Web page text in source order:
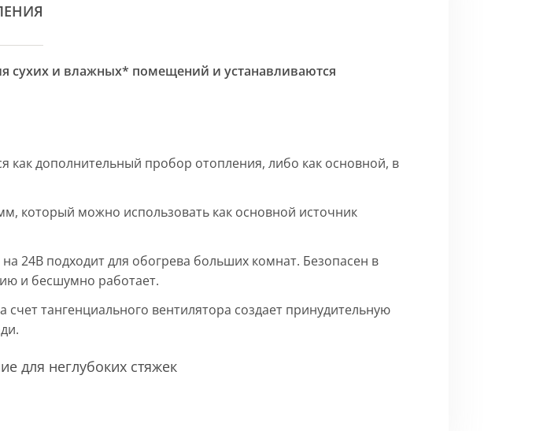
сухих и влажных* помещений и устанавливаются
как дополнительный пробор отопления, либо как основной, в
который можно использовать как основной источник
24В подходит для обогрева больших комнат. Безопасен в
и бесшумно работает.
тангенциального вентилятора создает принудительную
для неглубоких стяжек